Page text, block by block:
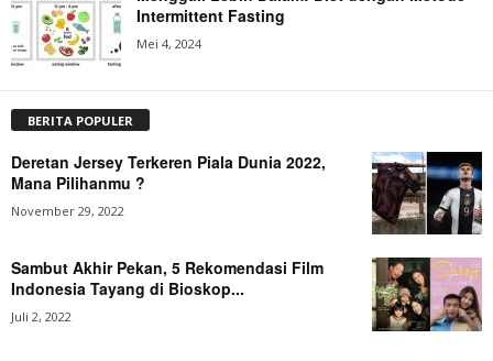
Intermittent Fasting
Mei 4, 2024
BERITA POPULER
Deretan Jersey Terkeren Piala Dunia 2022,
Mana Pilihanmu ?
November 29, 2022
Sambut Akhir Pekan, 5 Rekomendasi Film
Indonesia Tayang di Bioskop...
Juli 2, 2022